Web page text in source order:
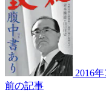
2016
前の記事